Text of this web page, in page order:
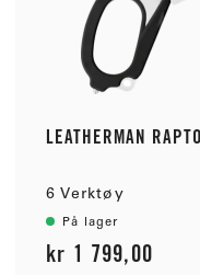
LEATHERMAN
6 Verktøy
På lager
kr 1 799,00